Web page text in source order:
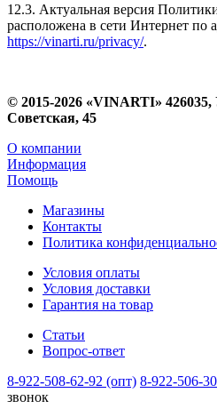
12.3. Актуальная версия
расположена в сети Интернет по
https://vinarti.ru/privacy/.
© 2015-2026 «VINARTI» 426035,
Советская, 45
О компании
Информация
Помощь
Магазины
Контакты
Политика
Условия оплаты
Условия доставки
Гарантия на товар
Статьи
Вопрос-ответ
8-922-508-62-92 (опт) 8-922-506-
звонок